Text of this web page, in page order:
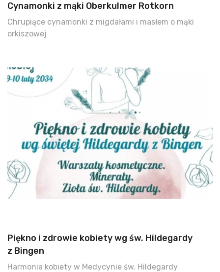
Cynamonki z mąki Oberkulmer Rotkorn
Chrupiące cynamonki z migdałami i masłem o mąki
orkiszowej
Piękno i zdrowie kobiety wg św. Hildegardy
z Bingen
Harmonia kobiety w Medycynie św. Hildegardy